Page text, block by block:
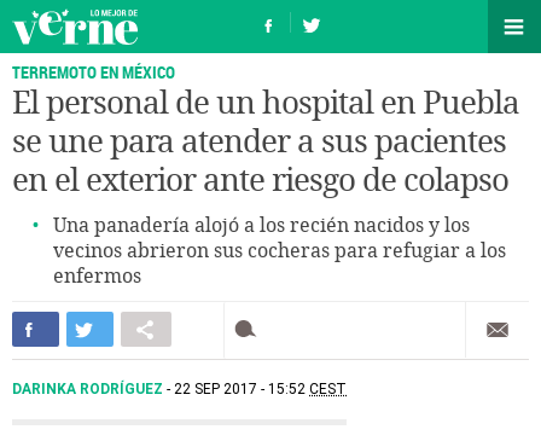
TERREMOTO EN MÉXICO
El personal de un hospital en Puebla
se une para atender a sus pacientes
en el exterior ante riesgo de colapso
Una panadería alojó a los recién nacidos y los
vecinos abrieron sus cocheras para refugiar a los
enfermos
DARINKA RODRÍGUEZ 22 SEP 2017 - 15:52 CEST